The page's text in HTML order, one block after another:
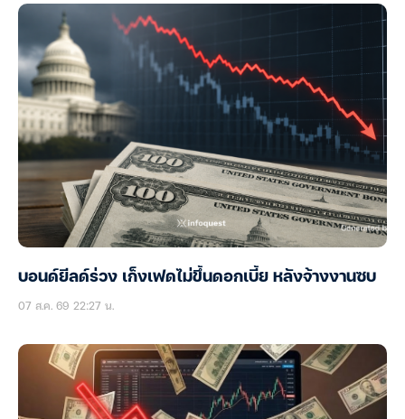
บอนด์ยีลด์ร่วง เก็งเฟดไม่ขึ้นดอกเบี้ย หลังจ้างงานซบ
07 ส.ค. 69 22:27 น.